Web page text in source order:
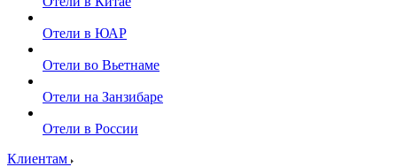
Отели в ЮАР
Отели во Вьетнаме
Отели на Занзибаре
Отели в России
Клиентам